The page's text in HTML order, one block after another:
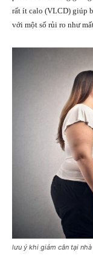
rất ít calo (VLCD) giúp
với một số rủi ro như
lưu ý khi giảm cân tại nhà